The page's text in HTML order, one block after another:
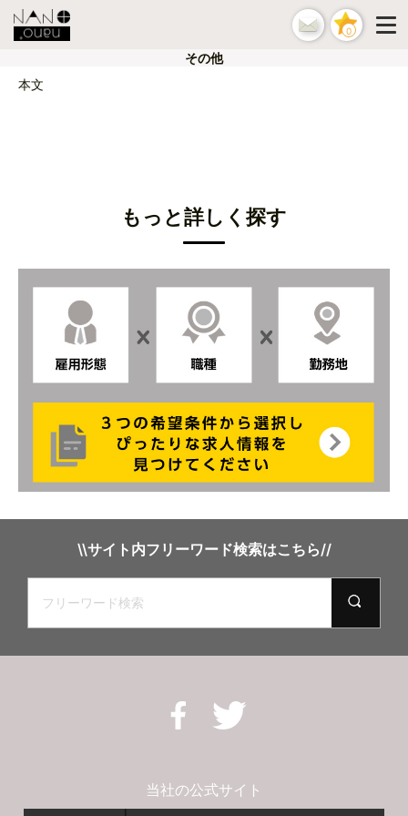
0
その他
本文
もっと詳しく探す
\\サイト内フリーワード検索はこちら//
当社の公式サイト